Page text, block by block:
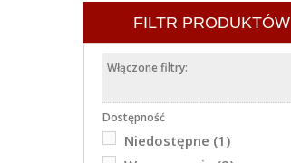
FILTR PRODUKTÓW
Włączone filtry:
Dostępność
Niedostępne (1)